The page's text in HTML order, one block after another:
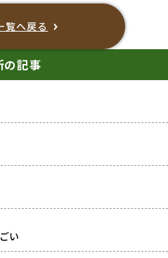
覧へ戻る
の記事
い